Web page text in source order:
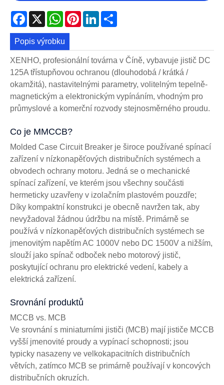
Facebook
X WhatsApp
PinterestLinkedIn
Popis výrobku
XENHO, profesionální továrna v Číně, vybavuje jistič DC
125A třístupňovou ochranou (dlouhodobá / krátká /
okamžitá), nastavitelnými parametry, volitelným tepelně-
magnetickým a elektronickým vypínáním, vhodným pro
průmyslové a komerční rozvody stejnosměrného proudu.
Co je MMCCB?
Molded Case Circuit Breaker je široce používané spínací
zařízení v nízkonapěťových distribučních systémech a
obvodech ochrany motoru. Jedná se o mechanické
spínací zařízení, ve kterém jsou všechny součásti
hermeticky uzavřeny v izolačním plastovém pouzdře;
Díky kompaktní konstrukci je obecně navržen tak, aby
nevyžadoval žádnou údržbu na místě. Primárně se
používá v nízkonapěťových distribučních systémech se
jmenovitým napětím AC 1000V nebo DC 1500V a nižším,
slouží jako spínač odboček nebo motorový jistič,
poskytující ochranu pro elektrické vedení, kabely a
elektrická zařízení.
Srovnání produktů
MCCB vs. MCB
Ve srovnání s miniaturními jističi (MCB) mají jističe MCCB
vyšší jmenovité proudy a vypínací schopnosti; jsou
typicky nasazeny ve velkokapacitních distribučních
větvích, zatímco MCB se primárně používají v koncových
distribučních okruzích.